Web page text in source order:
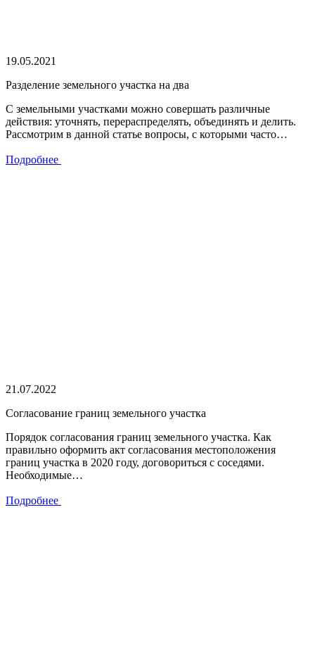
19.05.2021
Разделение земельного участка на два
С земельными участками можно совершать различные
действия: уточнять, перераспределять, объединять и делить.
Рассмотрим в данной статье вопросы, с которыми часто…
Подробнее
21.07.2022
Cогласование границ земельного участка
Порядок согласования границ земельного участка. Как
правильно оформить акт согласования местоположения
границ участка в 2020 году, договориться с соседями.
Необходимые…
Подробнее